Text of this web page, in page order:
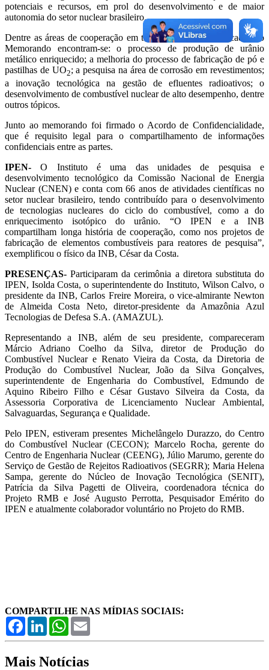
potenciais e recursos, em prol do desenvolvimento e de maior
autonomia do setor nuclear brasileiro.
Dentre as áreas de cooperação em tecnologia nuclear elencadas no
Memorando encontram-se: o processo de produção de urânio
metálico enriquecido; a melhoria do processo de fabricação de pó e
pastilhas de UO2; a pesquisa na área de corrosão em revestimentos;
a inovação tecnológica na gestão de efluentes radioativos; o
desenvolvimento de combustível nuclear de alto desempenho, dentre
outros tópicos.
Junto ao memorando foi firmado o Acordo de Confidencialidade,
que é requisito legal para o compartilhamento de informações
confidenciais entre as partes.
IPEN- O Instituto é uma das unidades de pesquisa e
desenvolvimento tecnológico da Comissão Nacional de Energia
Nuclear (CNEN) e conta com 66 anos de atividades científicas no
setor nuclear brasileiro, tendo contribuído para o desenvolvimento
de tecnologias nucleares do ciclo do combustível, como a do
enriquecimento isotópico do urânio. “O IPEN e a INB
compartilham longa história de cooperação, como nos projetos de
fabricação de elementos combustíveis para reatores de pesquisa”,
exemplificou o físico da INB, César da Costa.
PRESENÇAS- Participaram da cerimônia a diretora substituta do
IPEN, Isolda Costa, o superintendente do Instituto, Wilson Calvo, o
presidente da INB, Carlos Freire Moreira, o vice-almirante Newton
de Almeida Costa Neto, diretor-presidente da Amazônia Azul
Tecnologias de Defesa S.A. (AMAZUL).
Representando a INB, além de seu presidente, compareceram
Márcio Adriano Coelho da Silva, diretor de Produção do
Combustível Nuclear e Renato Vieira da Costa, da Diretoria de
Produção do Combustível Nuclear, João da Silva Gonçalves,
superintendente de Engenharia do Combustível, Edmundo de
Aquino Ribeiro Filho e César Gustavo Silveira da Costa, da
Assessoria Corporativa de Licenciamento Nuclear Ambiental,
Salvaguardas, Segurança e Qualidade.
Pelo IPEN, estiveram presentes Michelângelo Durazzo, do Centro
do Combustível Nuclear (CECON); Marcelo Rocha, gerente do
Centro de Engenharia Nuclear (CEENG), Júlio Marumo, gerente do
Serviço de Gestão de Rejeitos Radioativos (SEGRR); Maria Helena
Sampa, gerente do Núcleo de Inovação Tecnológica (SENIT),
Patrícia da Silva Pagetti de Oliveira, coordenadora técnica do
Projeto RMB e José Augusto Perrotta, Pesquisador Emérito do
IPEN e atualmente colaborador voluntário no Projeto do RMB.
COMPARTILHE NAS MÍDIAS SOCIAIS:
FacebookLinkedInWhatsApp
Mais Notícias